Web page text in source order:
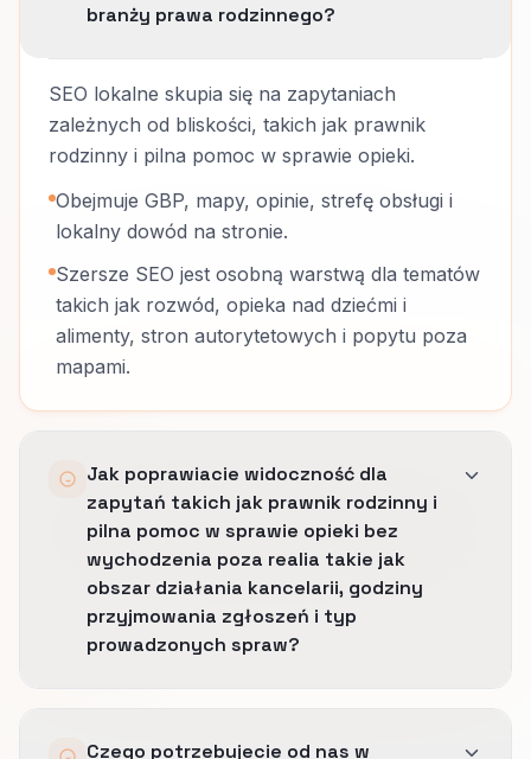
branży prawa rodzinnego?
SEO lokalne skupia się na zapytaniach
zależnych od bliskości, takich jak prawnik
rodzinny i pilna pomoc w sprawie opieki.
Obejmuje GBP, mapy, opinie, strefę obsługi i
lokalny dowód na stronie.
Szersze SEO jest osobną warstwą dla tematów
takich jak rozwód, opieka nad dziećmi i
alimenty, stron autorytetowych i popytu poza
mapami.
Jak poprawiacie widoczność dla
zapytań takich jak prawnik rodzinny i
pilna pomoc w sprawie opieki bez
wychodzenia poza realia takie jak
obszar działania kancelarii, godziny
przyjmowania zgłoszeń i typ
prowadzonych spraw?
lokalne tak, by widoczność rosła tylko tam,
Czego potrzebujecie od nas w